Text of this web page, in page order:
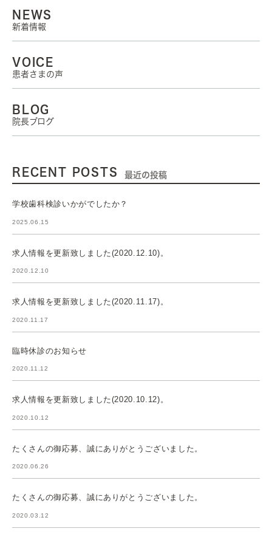
NEWS
新着情報
VOICE
患者さまの声
BLOG
院長ブログ
RECENT POSTS 最近の投稿
学校歯科検診いかがでしたか？
2025.06.15
求人情報を更新致しました(2020.12.10)。
2020.12.10
求人情報を更新致しました(2020.11.17)。
2020.11.17
臨時休診のお知らせ
2020.11.12
求人情報を更新致しました(2020.10.12)。
2020.10.12
たくさんの御応募、誠にありがとうございました。
2020.06.26
たくさんの御応募、誠にありがとうございました。
2020.03.12